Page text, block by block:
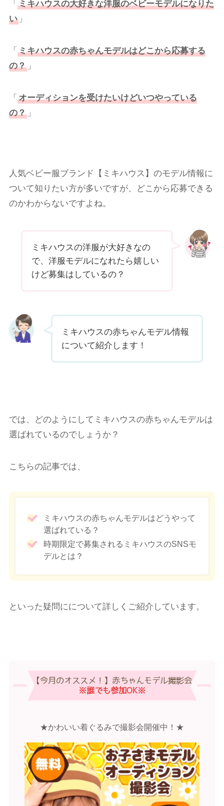
「 ミキハウスの大好きな洋服のベビーモデルになりた
い」
「 ミキハウスの赤ちゃんモデルはどこから応募する
の？」
「 オーディションを受けたいけどいつやっている
の？」
人気ベビー服ブランド【ミキハウス】のモデル情報に
ついて知りたい方が多いですが、どこから応募できる
のかわからないですよね。
ミキハウスの洋服が大好きなの
で、洋服モデルになれたら嬉しい
けど募集はしているの？
ミキハウスの赤ちゃんモデル情報
について紹介します！
では、どのようにしてミキハウスの赤ちゃんモデルは
選ばれているのでしょうか？
こちらの記事では、
ミキハウスの赤ちゃんモデルはどうやって
選ばれている？
時期限定で募集されるミキハウスのSNSモ
デルとは？
といった疑問にについて詳しくご紹介しています。
【今月のオススメ！】赤ちゃんモデル撮影会
※誰でも参加OK※
★かわいい着ぐるみで撮影会開催中！★